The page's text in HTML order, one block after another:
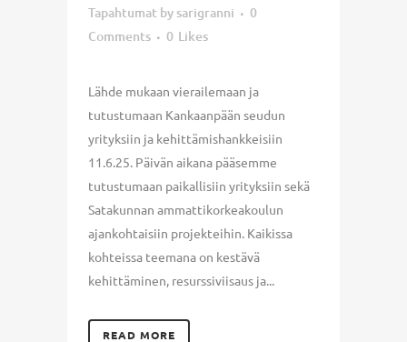
Tapahtumat by sarigranni
0
Comments
0 Likes
Lähde mukaan vierailemaan ja
tutustumaan Kankaanpään seudun
yrityksiin ja kehittämishankkeisiin
11.6.25. Päivän aikana pääsemme
tutustumaan paikallisiin yrityksiin sekä
Satakunnan ammattikorkeakoulun
ajankohtaisiin projekteihin. Kaikissa
kohteissa teemana on kestävä
kehittäminen, resurssiviisaus ja...
READ MORE